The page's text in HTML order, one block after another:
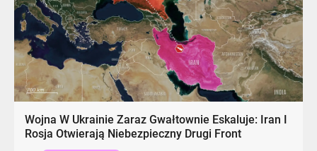
Wojna W Ukrainie Zaraz Gwałtownie Eskaluje: Iran I
Rosja Otwierają Niebezpieczny Drugi Front